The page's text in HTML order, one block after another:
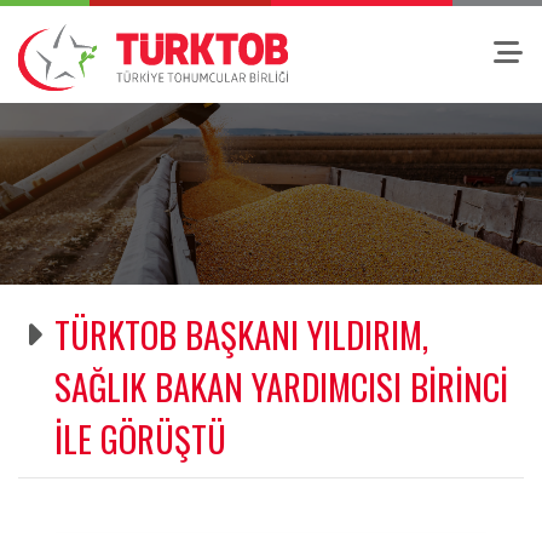
TÜRKTOB BAŞKANI YILDIRIM,
SAĞLIK BAKAN YARDIMCISI BİRİNCİ
İLE GÖRÜŞTÜ